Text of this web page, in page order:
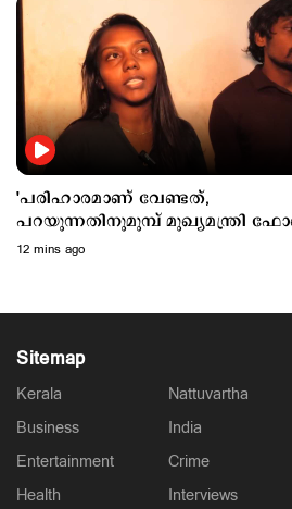
എട്ട് ജില്ലകളില്‍ ഇന്ന് അവധി;
ശക്തമായ മഴയ്ക്ക് സാധ്യത
1 hour ago
Police Stories
ജീവിതം താറുമാറാക്കി; വീണ്ടും
അര്‍ജുന്‍
'പരിഹാരമാണ് വേണ്ടത്,
പറയുന്നതിനുമുമ്പ് മുഖ്യമന്ത്രി
കട്ട് ചെയ്തു'; ജോണിന്റെ മകള്‍
12 mins ago
Sitemap
Kerala
Business
Entertainment
Health
Nattuvartha
India
Crime
Interviews